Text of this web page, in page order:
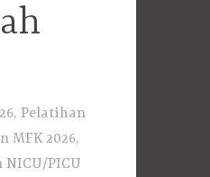
Pelatihan
MFK 2026,
NICU/PICU